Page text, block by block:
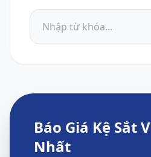
Báo Giá Kệ Sắt
Nhất